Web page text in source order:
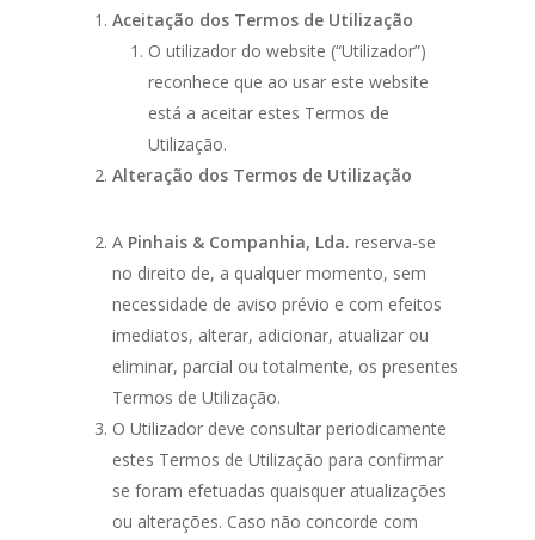
Aceitação dos Termos de Utilização
O utilizador do website (“Utilizador”)
reconhece que ao usar este website
está a aceitar estes Termos de
Utilização.
Alteração dos Termos de Utilização
A Pinhais & Companhia, Lda. reserva-se
no direito de, a qualquer momento, sem
necessidade de aviso prévio e com efeitos
imediatos, alterar, adicionar, atualizar ou
eliminar, parcial ou totalmente, os presentes
Termos de Utilização.
O Utilizador deve consultar periodicamente
estes Termos de Utilização para confirmar
se foram efetuadas quaisquer atualizações
ou alterações. Caso não concorde com